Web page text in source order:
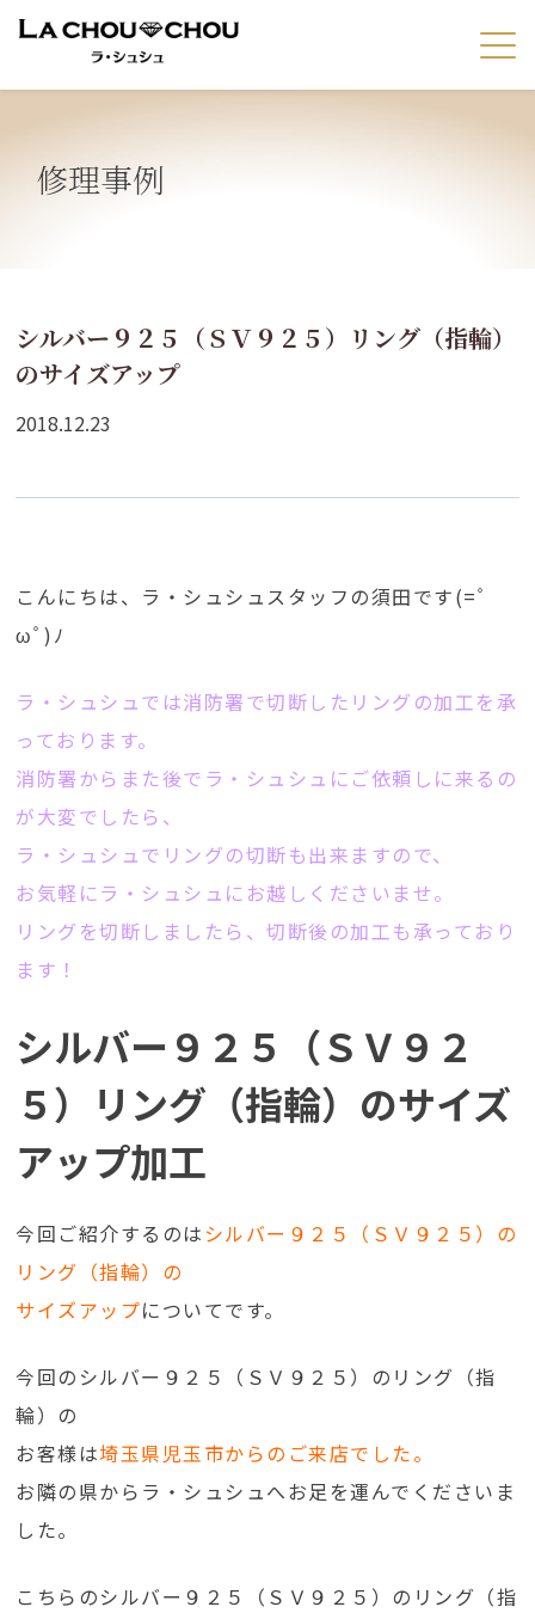
修理事例
シルバー９２５（ＳＶ９２５）リング（指輪）
のサイズアップ
2018.12.23
こんにちは、ラ・シュシュスタッフの須田です(=ﾟ
ωﾟ)ﾉ
ラ・シュシュでは消防署で切断したリングの加工を承
っております。
消防署からまた後でラ・シュシュにご依頼しに来るの
が大変でしたら、
ラ・シュシュでリングの切断も出来ますので、
お気軽にラ・シュシュにお越しくださいませ。
リングを切断しましたら、切断後の加工も承っており
ます！
シルバー９２５（ＳＶ９２
５）リング（指輪）のサイズ
アップ加工
今回ご紹介するのはシルバー９２５（ＳＶ９２５）の
リング（指輪）の
サイズアップについてです。
今回のシルバー９２５（ＳＶ９２５）のリング（指
輪）の
お客様は埼玉県児玉市からのご来店でした。
お隣の県からラ・シュシュへお足を運んでくださいま
した。
こちらのシルバー９２５（ＳＶ９２５）のリング（指